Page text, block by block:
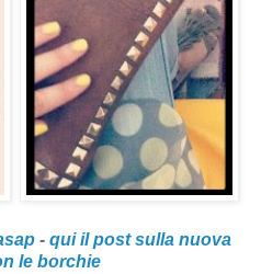
- qui il post sulla nuova
le borchie